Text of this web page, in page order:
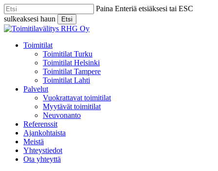
Skip
to
main
content
Paina Enteriä etsiäksesi tai ESC
sulkeaksesi haun
Etsi
Close
Menu
Toimitilat
Toimitilat Turku
Toimitilat Helsinki
Toimitilat Tampere
Toimitilat Lahti
Palvelut
Vuokrattavat toimitilat
Myytävät toimitilat
Neuvonanto
Referenssit
Ajankohtaista
Meistä
Yhteystiedot
Ota yhteyttä